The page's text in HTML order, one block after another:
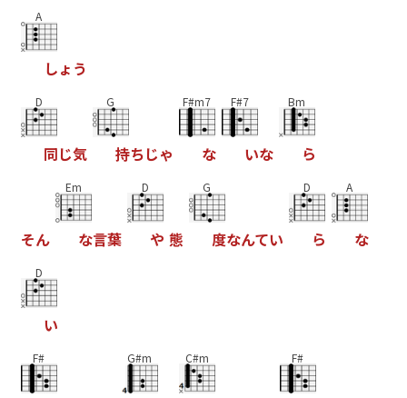
A
しょ う
D
同じ気
G
持ちじゃ
F#m7
な
F#7
いな
Bm
ら
そん
Em
な言葉
D
や 態
G
度なんてい
D
ら
A
な
D
い
F# G#m C#m F#